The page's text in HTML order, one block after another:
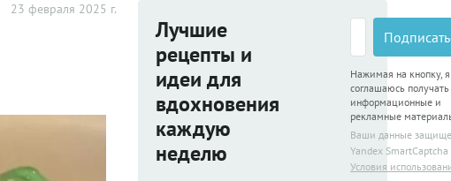
23 февраля 2025 г.
Лучшие
рецепты и
идеи для
вдохновения
каждую
неделю
Нажимая на кнопку, я
соглашаюсь получать
информационные и
рекламные
Ваши данные
Yandex SmartCaptcha
Условия